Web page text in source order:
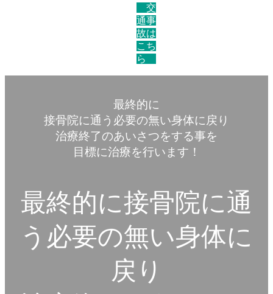
交
通事
故は
こち
ら
最終的に
接骨院に通う必要の無い身体に戻り
治療終了のあいさつをする事を
目標に治療を行います！
最終的に接骨院に通
う必要の無い身体に
戻り